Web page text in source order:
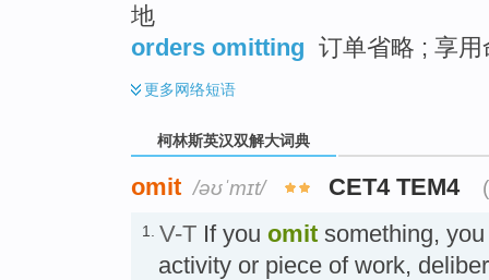
地
orders omitting 订单省略 ; 享
更多网络短语
柯林斯英汉双解大词典
omit /əʊˈmɪt/ CET4 TEM4
1. V-T If you omit something,
activity or piece of work,